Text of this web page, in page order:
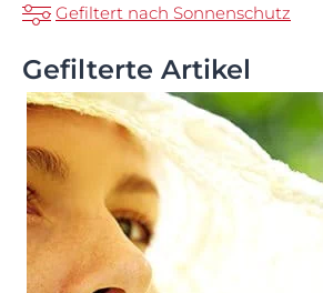
Gefiltert nach Sonnenschutz
Gefilterte Artikel